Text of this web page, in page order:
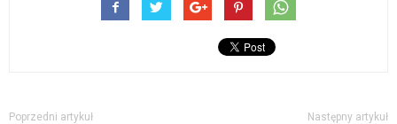
Poprzedni artykuł Następny artykuł